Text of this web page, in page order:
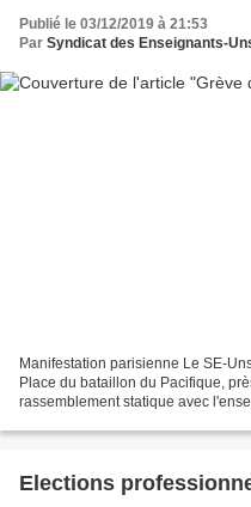
Publié le 03/12/2019 à 21:53
Par Syndicat des Enseignants-
Manifestation parisienne Le SE-
Place du bataillon du Pacifique,
rassemblement statique avec
Elections